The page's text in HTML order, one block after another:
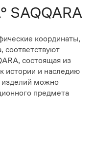
SAQQARA
координаты,
соответствуют
состоящая из
истории и наследию
изделий можно
предмета